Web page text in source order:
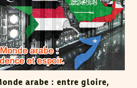
arabe : entre gloire,